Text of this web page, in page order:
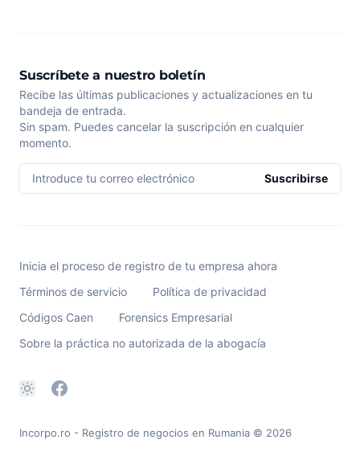
Suscríbete a nuestro boletín
Recibe las últimas publicaciones y actualizaciones en tu
bandeja de entrada.
Sin spam. Puedes cancelar la suscripción en cualquier
momento.
Introduce tu correo electrónico Suscribirse
Inicia el proceso de registro de tu empresa ahora
Términos de servicio
Política de privacidad
Códigos Caen
Forensics Empresarial
Sobre la práctica no autorizada de la abogacía
Incorpo.ro - Registro de negocios en Rumania © 2026